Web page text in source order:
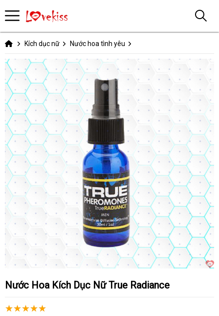
Kích dục nữ Nước hoa tình yêu
Nước Hoa Kích Dục Nữ True Radiance